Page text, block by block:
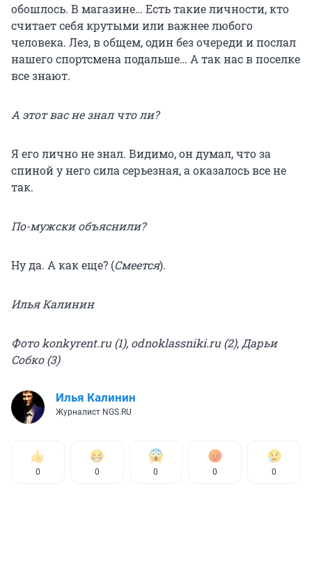
обошлось. В магазине… Есть такие личности, кто
считает себя крутыми или важнее любого
человека. Лез, в общем, один без очереди и послал
нашего спортсмена подальше… А так нас в поселке
все знают.
А этот вас не знал что ли?
Я его лично не знал. Видимо, он думал, что за
спиной у него сила серьезная, а оказалось все не
так.
По-мужски объяснили?
Ну да. А как еще? (Смеется).
Илья Калинин
Фото konkyrent.ru (1), odnoklassniki.ru (2), Дарьи
Собко (3)
Илья Калинин
Журналист NGS.RU
0 0 0 0 0